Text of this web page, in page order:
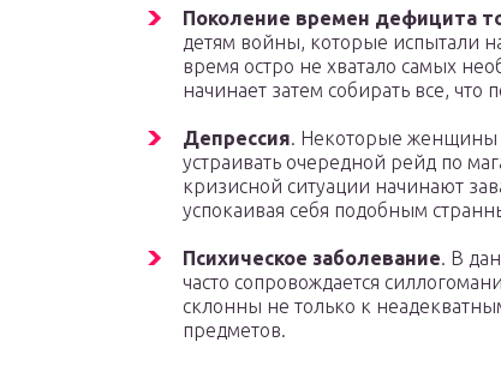
Поколение времен дефицита
детям войны, которые испытали
время остро не хватало самых
начинает затем собирать все, что
Депрессия. Некоторые женщины
устраивать очередной рейд по
кризисной ситуации начинают
успокаивая себя подобным
Психическое заболевание. В
часто сопровождается
склонны не только к
предметов.